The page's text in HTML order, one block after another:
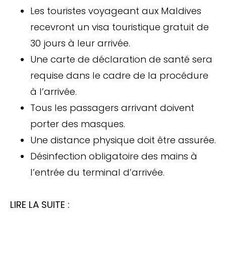
Les touristes voyageant aux Maldives
recevront un visa touristique gratuit de
30 jours à leur arrivée.
Une carte de déclaration de santé sera
requise dans le cadre de la procédure
à l’arrivée.
Tous les passagers arrivant doivent
porter des masques.
Une distance physique doit être assurée.
Désinfection obligatoire des mains à
l’entrée du terminal d’arrivée.
LIRE LA SUITE :